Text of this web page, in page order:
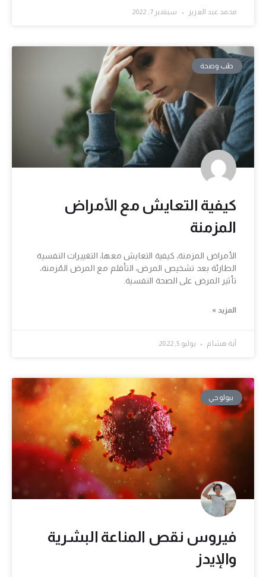
محمد عبد العزيز سبتمبر 7, 2022
طب وصحة
كيفية التعايش مع الأمراض
المزمنة
الأمراض المزمنة، كيفية التعايش معها، التغييرات النفسية
الطارئة بعد تشخيص المرض، التأقلم مع المرض المُزمنة،
تأثير المرض على الصحة النفسية.
المزيد »
آية هشام يوليو 5, 2022
بيولوجي
فيروس نقص المناعة البشرية
والإيدز